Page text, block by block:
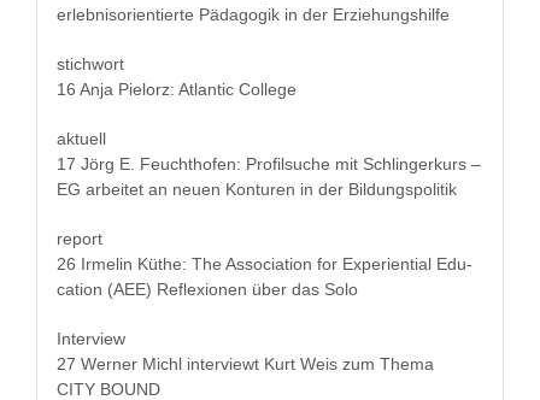
erleb­nisori­en­tierte Päd­a­gogik in der Erziehungshilfe
stich­wort
16 Anja Pielorz: Atlantic College
aktuell
17 Jörg E. Feuchthofen: Pro­fil­suche mit Schlingerkurs –
EG arbeit­et an neuen Kon­turen in der Bildungspolitik
report
26 Irmelin Küthe: The Asso­ci­a­tion for Expe­ri­en­tial Edu­
ca­tion (AEE) Reflex­io­nen über das Solo
Inter­view
27 Wern­er Michl inter­viewt Kurt Weis zum The­ma
CITY BOUND